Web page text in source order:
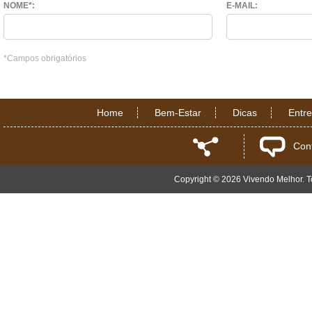
NOME*: E-MAIL:
*Campos obrigatórios
Home Bem-Estar Dicas
Copyright © 2026 Vivendo Melhor.